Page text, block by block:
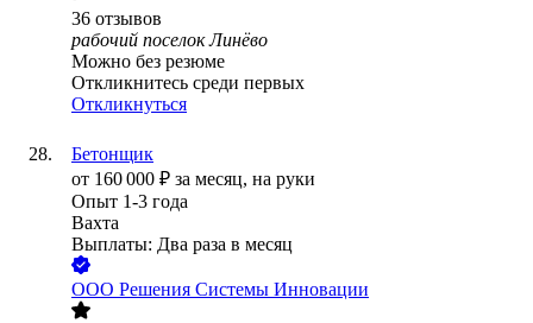
36 отзывов
рабочий поселок Линёво
Можно без резюме
Откликнитесь среди первых
Откликнуться
Бетонщик
от 160 000 ₽ за месяц, на руки
Опыт 1-3 года
Вахта
Выплаты: Два раза в месяц
ООО Решения Системы Инновации